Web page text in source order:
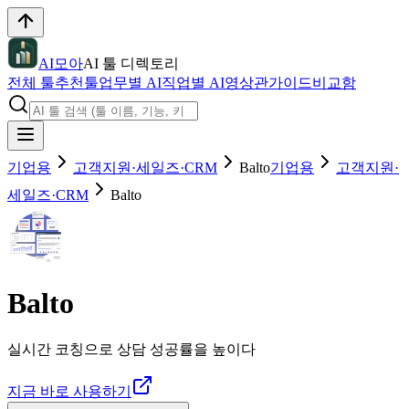
AI모아AI 툴 디렉토리
전체 툴추천툴업무별 AI직업별 AI영상관가이드비교함
기업용 고객지원·세일즈·CRM Balto기업용
고객지원·
세일즈·CRM
Balto
Balto
실시간 코칭으로 상담 성공률을 높이다
지금 바로 사용하기